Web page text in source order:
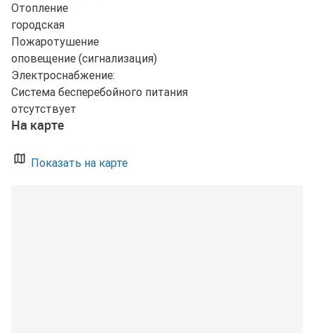
Отопление
городская
Пожаротушение
оповещение (сигнализация)
Электроснабжение:
Система бесперебойного питания
отсутствует
На карте
Показать на карте